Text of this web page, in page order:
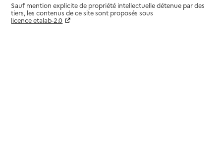
Sauf mention explicite de propriété intellectuelle détenue par des
tiers, les contenus de ce site sont proposés sous
licence etalab-2.0